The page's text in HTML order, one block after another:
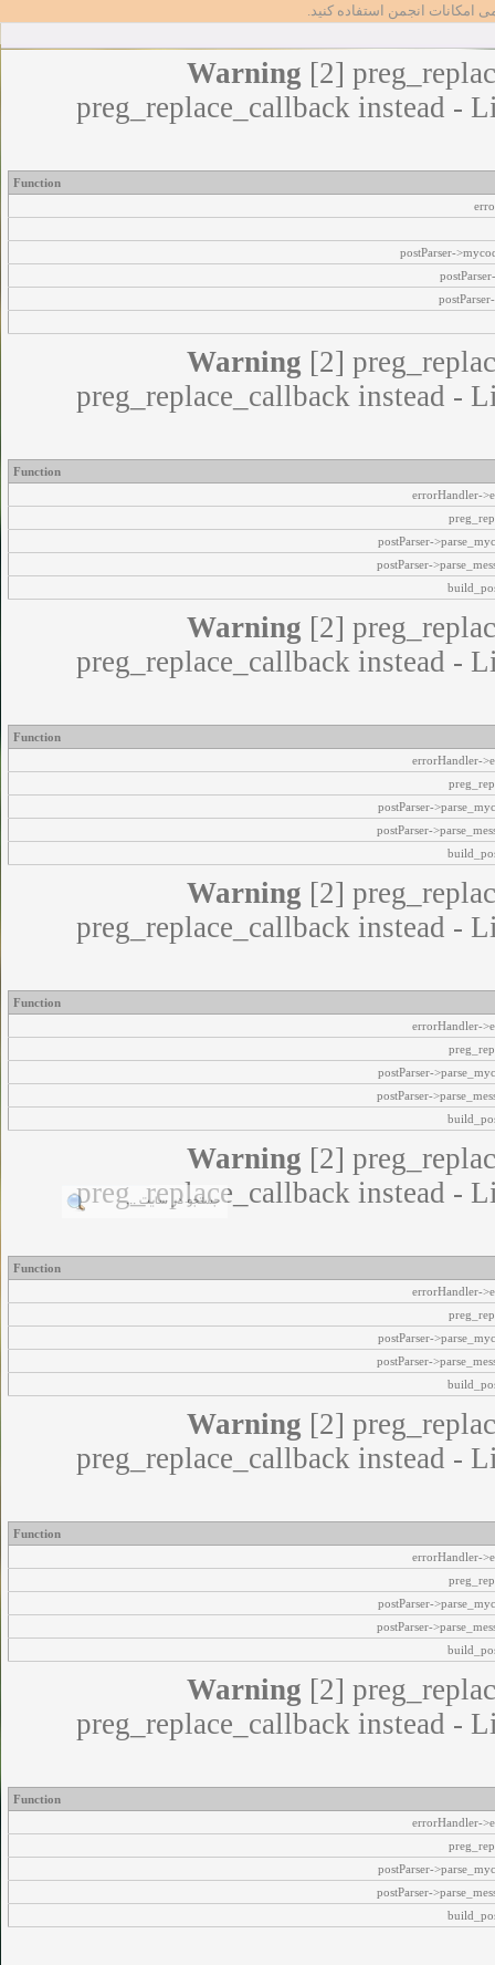
امکانات انجمن استفاده کنید.
Warning [2]
preg_replace_callback instead -
Function
postParser-
Warning [2]
preg_replace_callback instead -
Function
errorHandler-
postParser-
postParser-
Warning [2]
preg_replace_callback instead -
Function
errorHandler-
postParser-
postParser-
Warning [2]
preg_replace_callback instead -
Function
errorHandler-
postParser-
postParser-
Warning [2]
preg_replace_callback instead -
Function
errorHandler-
postParser-
postParser-
Warning [2]
preg_replace_callback instead -
Function
errorHandler-
postParser-
postParser-
Warning [2]
preg_replace_callback instead -
Function
errorHandler-
postParser-
postParser-